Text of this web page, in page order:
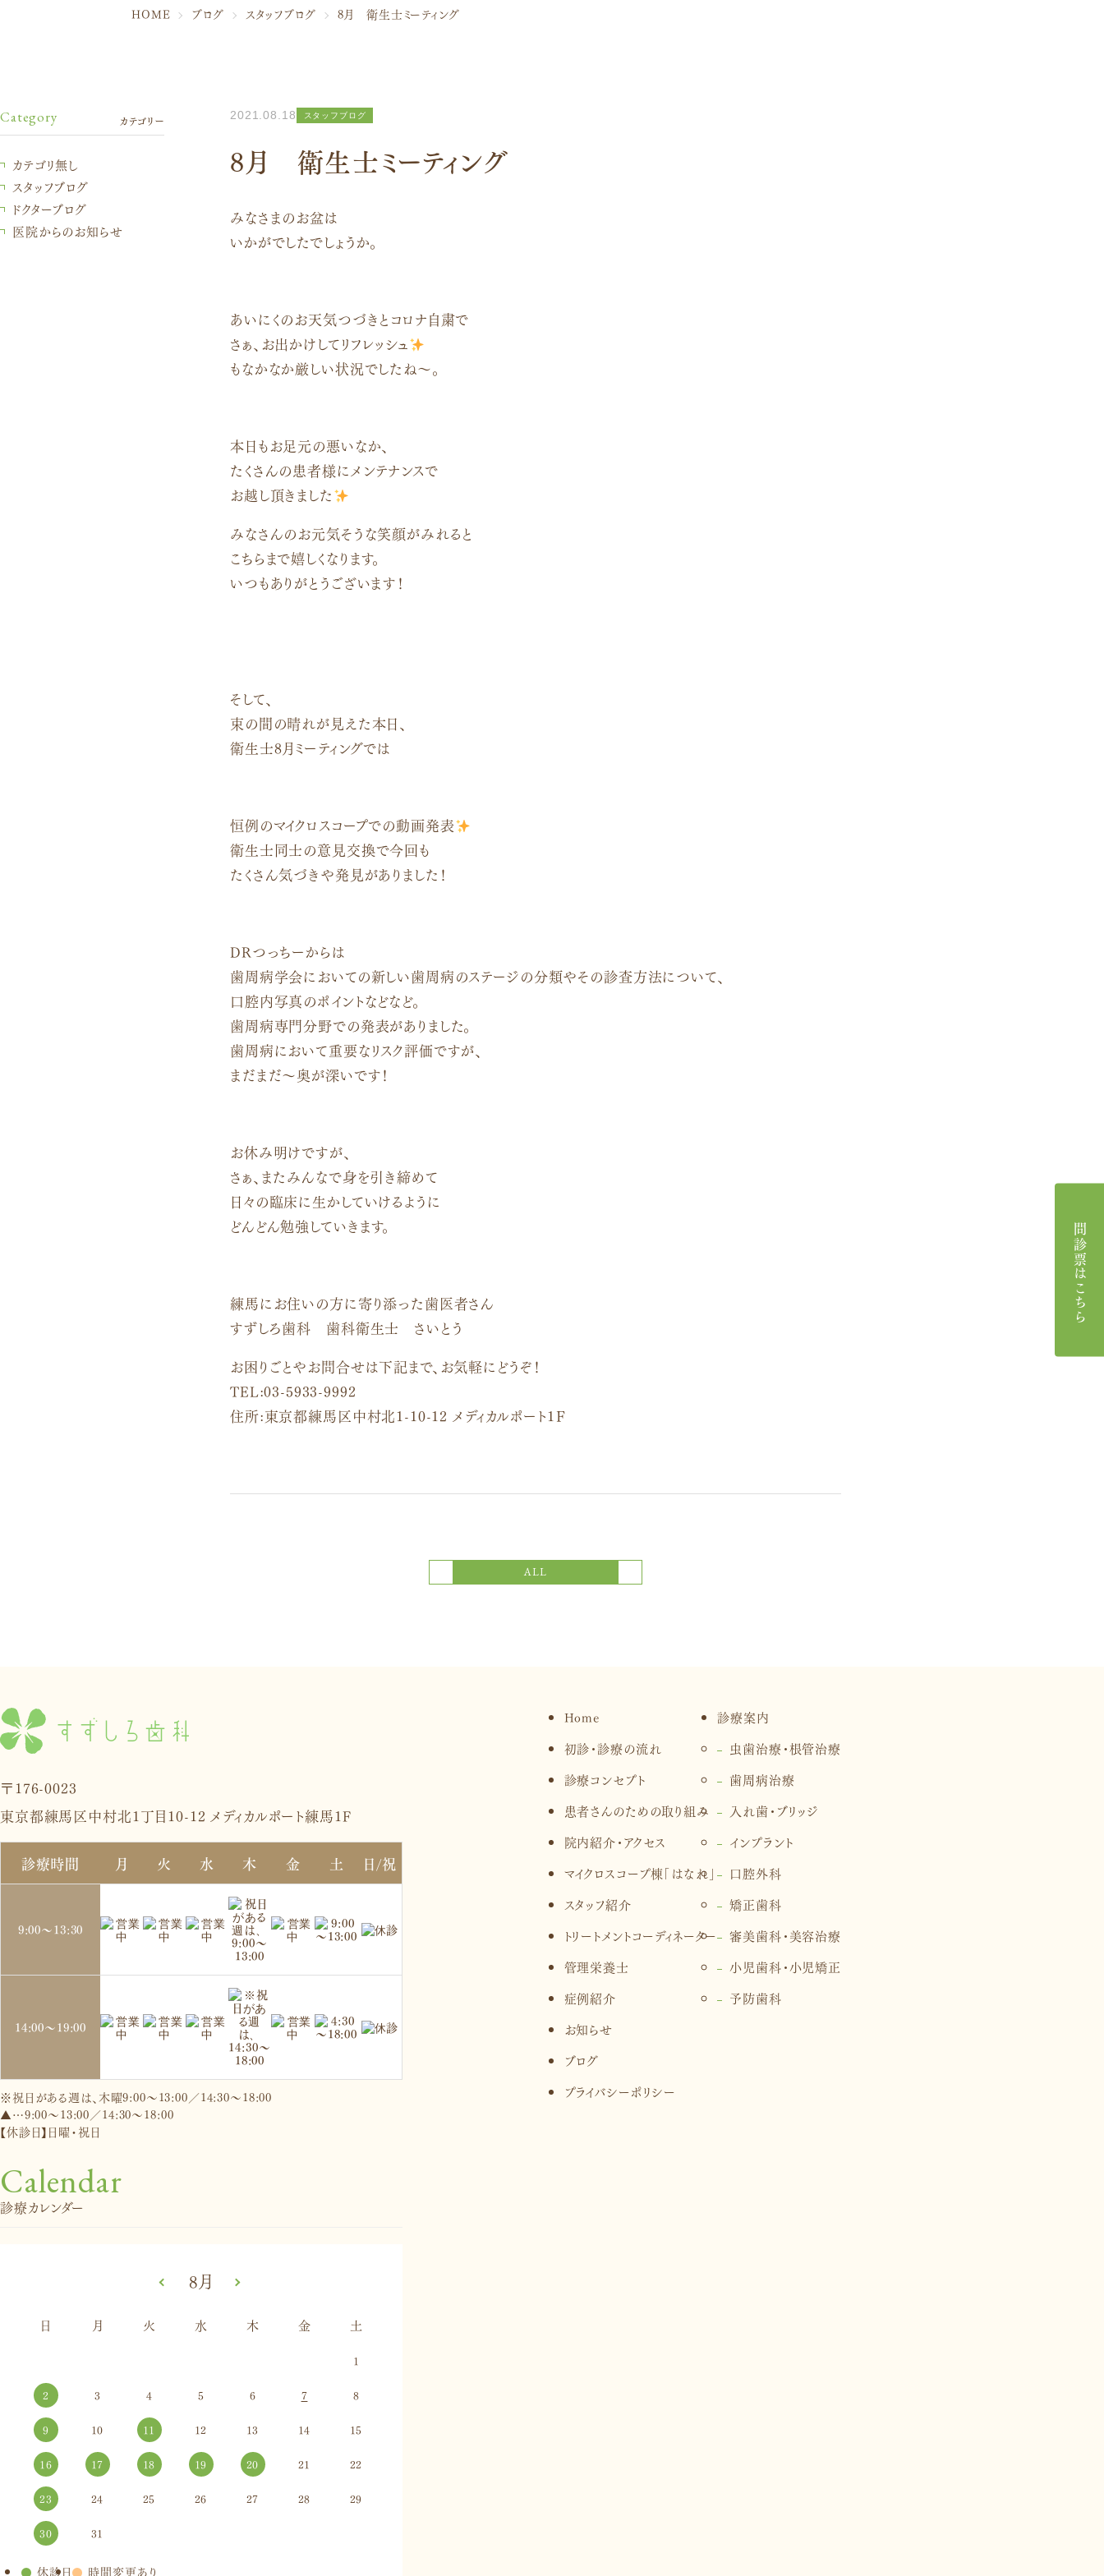
問診票はこちら
HOME ブログ スタッフブログ 8月 衛生士ミーティング
2021.08.18 スタッフブログ
8月 衛生士ミーティング
みなさまのお盆は
いかがでしたでしょうか。
あいにくのお天気つづきとコロナ自粛で
さぁ、お出かけしてリフレッシュ
もなかなか厳しい状況でしたね〜。
本日もお足元の悪いなか、
たくさんの患者様にメンテナンスで
お越し頂きました
みなさんのお元気そうな笑顔がみれると
こちらまで嬉しくなります。
いつもありがとうございます！
そして、
束の間の晴れが見えた本日、
衛生士8月ミーティングでは
恒例のマイクロスコープでの動画発表
衛生士同士の意見交換で今回も
たくさん気づきや発見がありました！
DRつっちーからは
歯周病学会においての新しい歯周病のステージの分類やその診査方法について、
口腔内写真のポイントなどなど。
歯周病専門分野での発表がありました。
歯周病において重要なリスク評価ですが、
まだまだ〜奥が深いです！
お休み明けですが、
さぁ、またみんなで身を引き締めて
日々の臨床に生かしていけるように
どんどん勉強していきます。
練馬にお住いの方に寄り添った歯医者さん
すずしろ歯科 歯科衛生士 さいとう
お困りごとやお問合せは下記まで、お気軽にどうぞ！
TEL:03-5933-9992
住所:東京都練馬区中村北1-10-12 メディカルポート1Ｆ
ALL
Category カテゴリー
カテゴリ無し
スタッフブログ
ドクターブログ
医院からのお知らせ
〒176-0023
東京都練馬区中村北1丁目10-12 メディカルポート練馬1F
診療時間 月 火 水 木 金 土 日/祝
9:00～13:30
14:00～19:00
※祝日がある週は、木曜9:00～13:00／14:30～18:00
▲…9:00～13:00／14:30～18:00
【休診日】日曜・祝日
Calendar
診療カレンダー
8月
日 月 火 水 木 金 土
1
2
3 4 5 6 7
8
9
10 11 12 13 14
15
16
17 18 19 20 21
22
23
24 25 26 27 28
29
30
31
● 休診日● 時間変更あり
Home
初診・診療の流れ
診療コンセプト
患者さんのための取り組み
院内紹介・アクセス
マイクロスコープ棟「はなれ」
スタッフ紹介
トリートメントコーディネーター
管理栄養士
症例紹介
お知らせ
ブログ
プライバシーポリシー
診療案内
虫歯治療・根管治療
歯周病治療
入れ歯・ブリッジ
インプラント
口腔外科
矯正歯科
審美歯科・美容治療
小児歯科・小児矯正
予防歯科